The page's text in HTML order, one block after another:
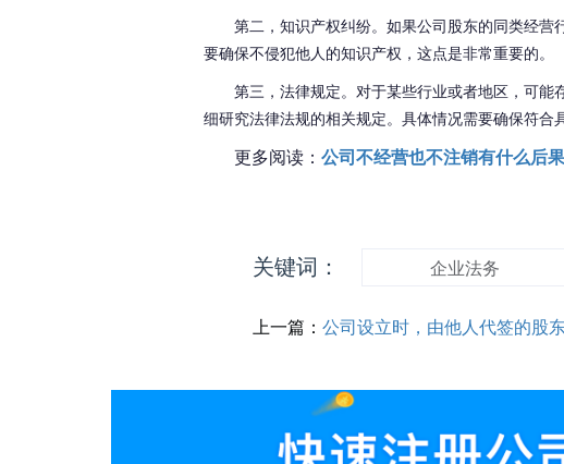
第二， 知识产权纠纷。 如果公司股东的 同类经营
要确保不侵犯他人的知识产权 ，这点是非常重要的。
第三，法律规定。对于某些行业或者地区， 可能
细研究法律法规的相关规定。具体情况需要确保符合
更多阅读： 公司不经营也不注销有什么后
关键词： 企业法务
上一篇： 公司设立时，由他人代签的股